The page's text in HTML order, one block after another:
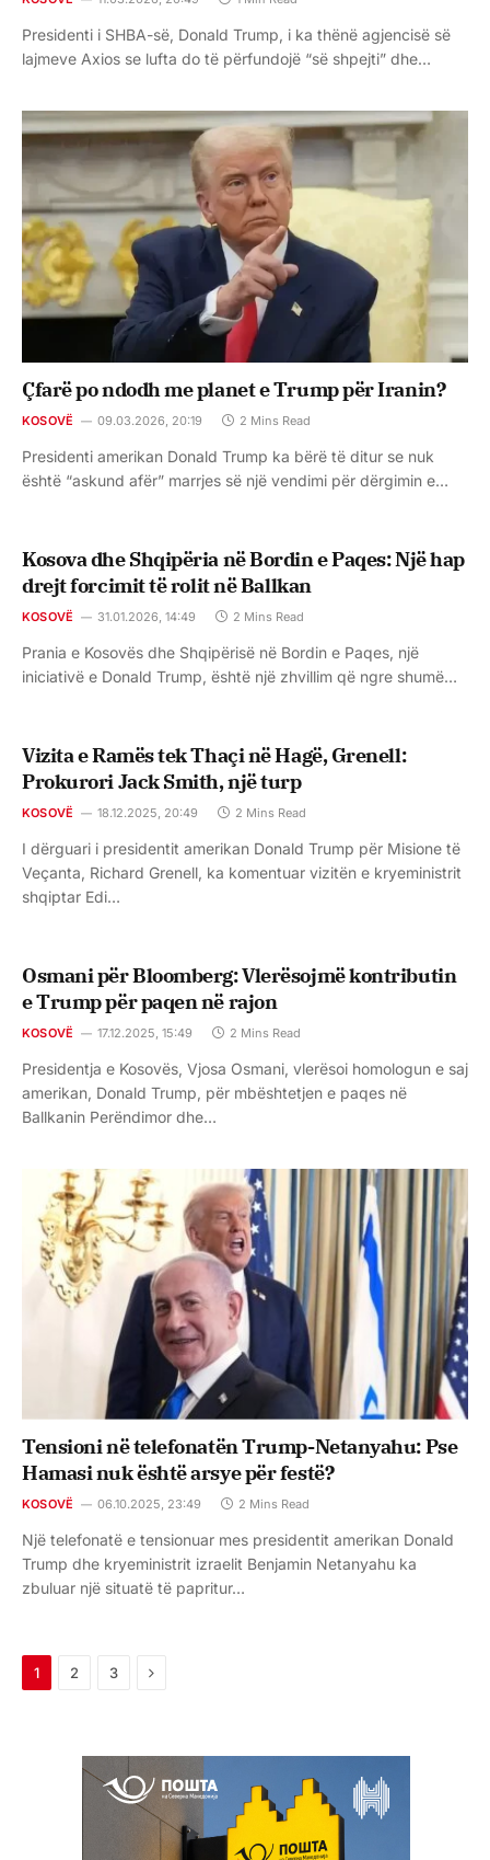
Presidenti i SHBA-së, Donald Trump, i ka thënë agjencisë së
lajmeve Axios se lufta do të përfundojë “së shpejti” dhe…
Çfarë po ndodh me planet e Trump për Iranin?
KOSOVË 09.03.2026, 20:19 2 Mins Read
Presidenti amerikan Donald Trump ka bërë të ditur se nuk
është “askund afër” marrjes së një vendimi për dërgimin e…
Kosova dhe Shqipëria në Bordin e Paqes: Një hap
drejt forcimit të rolit në Ballkan
KOSOVË 31.01.2026, 14:49 2 Mins Read
Prania e Kosovës dhe Shqipërisë në Bordin e Paqes, një
iniciativë e Donald Trump, është një zhvillim që ngre shumë…
Vizita e Ramës tek Thaçi në Hagë, Grenell:
Prokurori Jack Smith, një turp
KOSOVË 18.12.2025, 20:49 2 Mins Read
I dërguari i presidentit amerikan Donald Trump për Misione të
Veçanta, Richard Grenell, ka komentuar vizitën e kryeministrit
shqiptar Edi…
Osmani për Bloomberg: Vlerësojmë kontributin
e Trump për paqen në rajon
KOSOVË 17.12.2025, 15:49 2 Mins Read
Presidentja e Kosovës, Vjosa Osmani, vlerësoi homologun e saj
amerikan, Donald Trump, për mbështetjen e paqes në
Ballkanin Perëndimor dhe…
Tensioni në telefonatën Trump-Netanyahu: Pse
Hamasi nuk është arsye për festë?
KOSOVË 06.10.2025, 23:49 2 Mins Read
Një telefonatë e tensionuar mes presidentit amerikan Donald
Trump dhe kryeministrit izraelit Benjamin Netanyahu ka
zbuluar një situatë të papritur…
1 2 3 Next